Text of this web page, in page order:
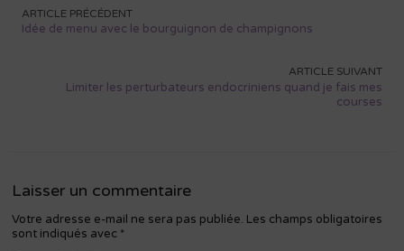
Navigation
de
ARTICLE PRÉCÉDENT
Idée de menu avec le bourguignon de champignons
ARTICLE SUIVANT
Limiter les perturbateurs endocriniens quand je fais mes
courses
Laisser un commentaire
Votre adresse e-mail ne sera pas publiée. Les champs obligatoires
sont indiqués avec *